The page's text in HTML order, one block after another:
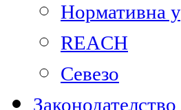
Нормативна
REACH
Севезо
Законодателство